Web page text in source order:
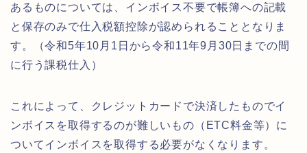
あるものについては、インボイス不要で帳簿への記載
と保存のみで仕入税額控除が認められることとなりま
す。（令和5年10月1日から令和11年9月30日までの間
に行う課税仕入）
これによって、クレジットカードで決済したものでイ
ンボイスを取得するのが難しいもの（ETC料金等）に
ついてインボイスを取得する必要がなくなります。